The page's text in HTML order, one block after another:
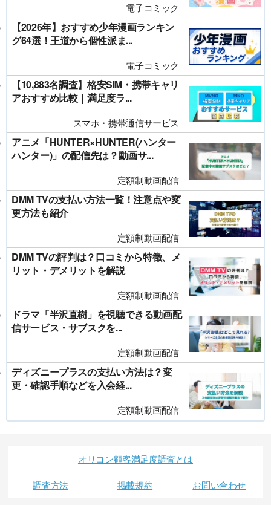
電子コミック
【2026年】おすすめ少年漫画ランキン
グ64選！王道から個性派ま...
電子コミック
【10,883名調査】格安SIM・携帯キャリ
アおすすめ比較｜満足度ラ...
スマホ・携帯通信サービス
アニメ「HUNTER×HUNTER(ハンター
ハンター)」の配信先は？動画サ...
定額制動画配信
DMM TVの支払い方法一覧！注意点や変
更方法も紹介
定額制動画配信
DMM TVの評判は？口コミから特徴、メ
リット・デメリットを解説
定額制動画配信
ドラマ「半沢直樹」を視聴できる動画配
信サービス・サブスクを...
定額制動画配信
ディズニープラスの支払い方法は？変
更・確認手順などを入会経...
定額制動画配信
オリコン顧客満足度調査とは
調査方法 掲載規約 お問い合わせ